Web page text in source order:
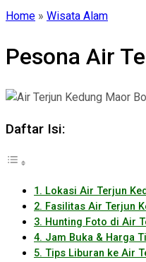
Home » Wisata Alam
Pesona Air
Daftar Isi:
1. Lokasi Air Terjun
2. Fasilitas Air Terjun
3. Hunting Foto di Air
4. Jam Buka & Harga
5. Tips Liburan ke Air